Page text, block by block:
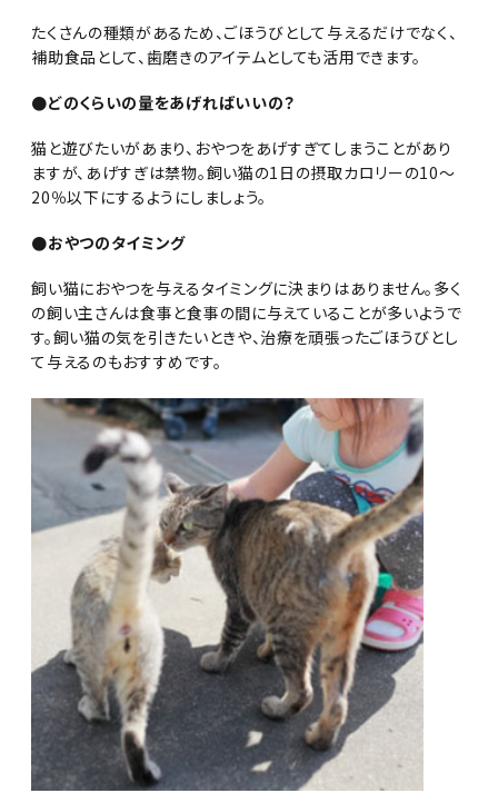
たくさんの種類があるため、ごほうびとして与えるだけでなく、
補助食品として、歯磨きのアイテムとしても活用できます。
●どのくらいの量をあげればいいの？
猫と遊びたいがあまり、おやつをあげすぎてしまうことがあり
ますが、あげすぎは禁物。飼い猫の1日の摂取カロリーの10～
20％以下にするようにしましょう。
●おやつのタイミング
飼い猫におやつを与えるタイミングに決まりはありません。多く
の飼い主さんは食事と食事の間に与えていることが多いようで
す。飼い猫の気を引きたいときや、治療を頑張ったごほうびとし
て与えるのもおすすめです。